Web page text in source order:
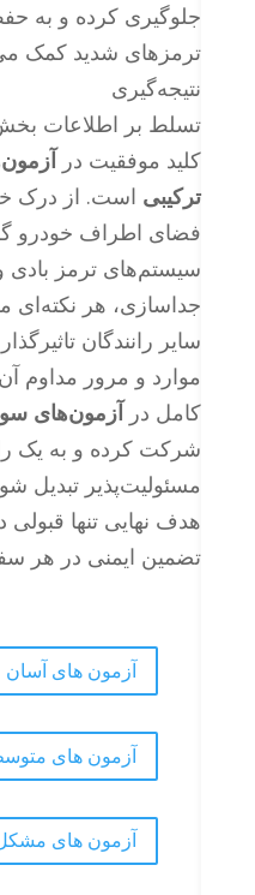
جلوگیری کرده و به
ترمزهای شدید کمک
نتیجه‌گیری
تسلط بر اطلاعات
کلید موفقیت در
ترکیبی است. از درک
فضای اطراف خودرو
سیستم‌های ترمز بادی
جداسازی، هر نکته‌ای
سایر رانندگان
موارد و مرور مداوم
کامل درآزمون‌های
شرکت کرده و به یک
مسئولیت‌پذیر تبدیل
هدف نهایی تنها
تضمین ایمنی در هر
آزمون های آسان
آزمون های
آزمون های